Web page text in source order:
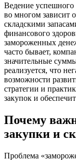
Ведение успешного
во многом зависит
складскими
финансового
замороженных
часто бывает,
значительные
реализуется, что
возможности
стратегии и
закупок и
Почему
закупки и
Проблема